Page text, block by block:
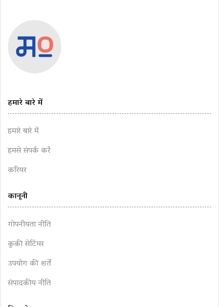
हमारे बारे में
हमारे बारे में
हमसे संपर्क करें
करियर
कानूनी
गोपनीयता नीति
कुकी सेटिंग्स
उपयोग की शर्तें
संपादकीय नीति